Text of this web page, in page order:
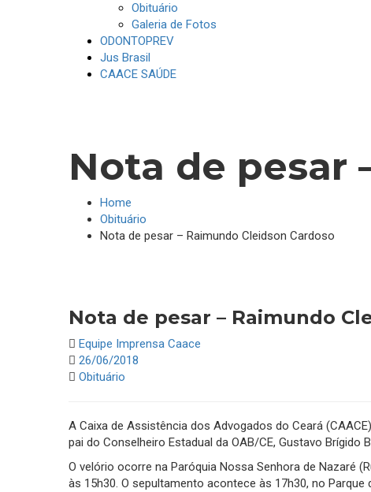
Obituário
Galeria de Fotos
ODONTOPREV
Jus Brasil
CAACE SAÚDE
Nota de pesar
Home
Obituário
Nota de pesar – Raimundo Cleidson Cardoso
Nota de pesar – Raimundo
Equipe Imprensa Caace
26/06/2018
Obituário
A Caixa de Assistência dos Advogados do Ceará
pai do Conselheiro Estadual da OAB/CE, Gustavo Brígido
O velório ocorre na Paróquia Nossa Senhora de Nazaré
às 15h30. O sepultamento acontece às 17h30, no Parque